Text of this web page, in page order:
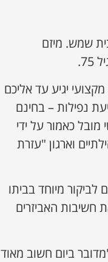
שמש. מיזם
106, נרשמים, וצוות מקצועי יגיע עד אליכם
נפילות – בחינם
כאמור על ידי
וארגון "עזרת
מיוחד בביתו
חשיבות האביזרים
ביום חשוב מאוד